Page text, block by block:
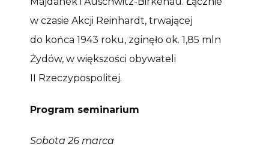
w czasie Akcji Reinhardt, trwającej
do końca 1943 roku, zginęło ok. 1,85 mln
Żydów, w większości obywateli
II Rzeczypospolitej.
Program seminarium
Sobota 26 marca